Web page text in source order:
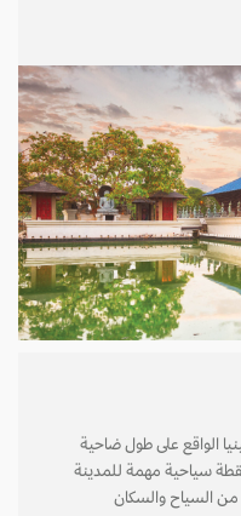
الواقع على طول ضاحية
سياحية مهمة للمدينة
السياح والسكان